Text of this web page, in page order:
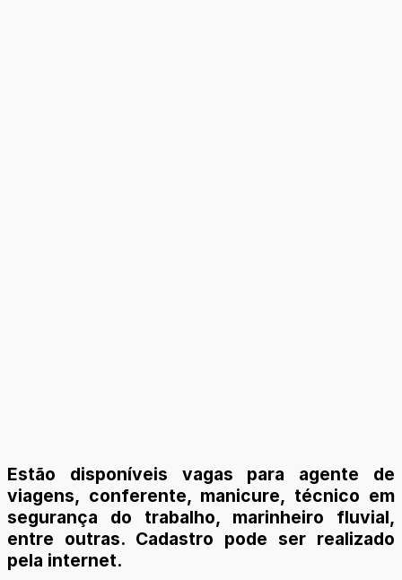
Estão disponíveis vagas para agente de
viagens, conferente, manicure, técnico em
segurança do trabalho, marinheiro fluvial,
entre outras. Cadastro pode ser realizado
pela internet.